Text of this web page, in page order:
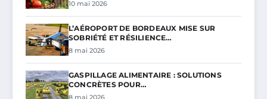
10 mai 2026
L’AÉROPORT DE BORDEAUX MISE SUR
SOBRIÉTÉ ET RÉSILIENCE…
8 mai 2026
GASPILLAGE ALIMENTAIRE : SOLUTIONS
CONCRÈTES POUR…
8 mai 2026